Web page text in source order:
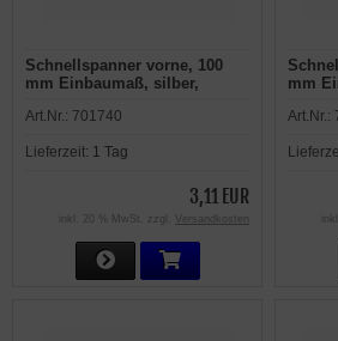
Schnellspanner vorne, 100
mm Einbaumaß, silber,
Art.Nr.: 701740
Lieferzeit: 1 Tag
3,11 EUR
inkl. 20 % MwSt. zzgl. Versandkosten
mm
Art.Nr.: